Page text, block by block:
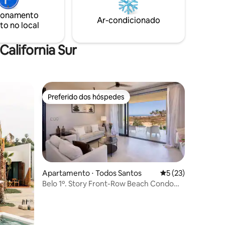
no local
Ar-condicionado
Sur
hóspedes Preferido dos hóspedes
Preferido dos hóspedes
Apartamento ⋅ Todos Santos 5 de uma
5 (23)
Belo 1º. Story Front-Row Beach Condo